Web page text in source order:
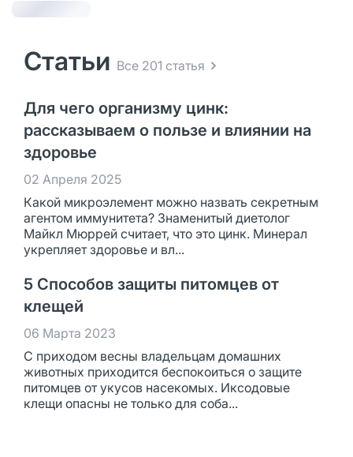
Статьи Все 201 статья
Для чего организму цинк:
рассказываем о пользе и влиянии на
здоровье
02 Апреля 2025
Какой микроэлемент можно назвать секретным
агентом иммунитета? Знаменитый диетолог
Майкл Мюррей считает, что это цинк. Минерал
укрепляет здоровье и вл...
5 Способов защиты питомцев от
клещей
06 Марта 2023
С приходом весны владельцам домашних
животных приходится беспокоиться о защите
питомцев от укусов насекомых. Иксодовые
клещи опасны не только для соба...